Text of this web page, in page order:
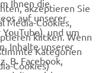
zu erfahren, wie wir
auf unserer
und um
Inhalte unserer
B. Facebook,
akzeptieren Sie
Media-Cookies,
klicken. Wenn
Kategorien
Cookies)